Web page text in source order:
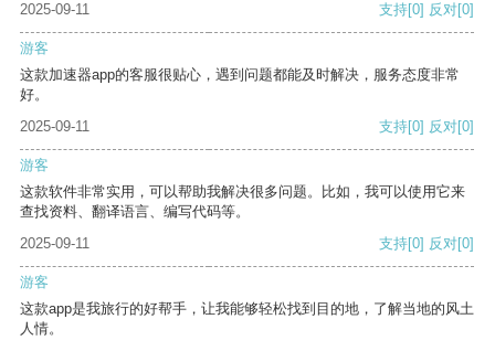
2025-09-11
支持[0] 反对[0]
游客
这款加速器app的客服很贴心，遇到问题都能及时解决，服务态度非常
好。
2025-09-11
支持[0] 反对[0]
游客
这款软件非常实用，可以帮助我解决很多问题。比如，我可以使用它来
查找资料、翻译语言、编写代码等。
2025-09-11
支持[0] 反对[0]
游客
这款app是我旅行的好帮手，让我能够轻松找到目的地，了解当地的风土
人情。